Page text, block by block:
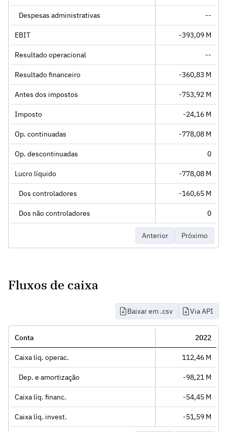
Despesas administrativas --
EBIT -393,09 M
Resultado operacional --
Resultado financeiro -360,83 M
Antes dos impostos -753,92 M
Imposto -24,16 M
Op. continuadas -778,08 M
Op. descontinuadas 0
Lucro líquido -778,08 M
Dos controladores -160,65 M
Dos não controladores 0
Anterior Próximo
Fluxos de caixa
Baixar em .csv Via API
Conta 2022
Caixa líq. operac. 112,46 M
Dep. e amortização -98,21 M
Caixa líq. financ. -54,45 M
Caixa líq. invest. -51,59 M